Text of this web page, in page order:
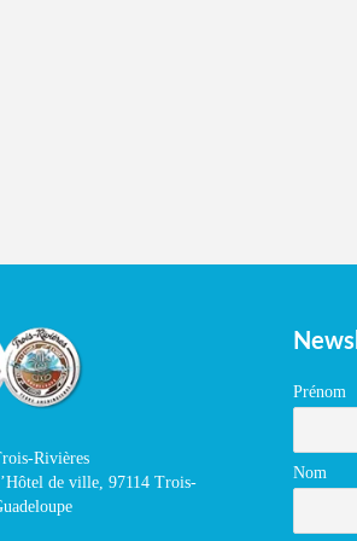
Rivières
de ville, 97114 Trois-
Prénom
Nom